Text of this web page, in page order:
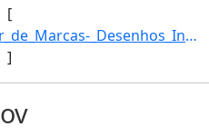
[
8: Titulo_da_Agenda-Diretor_de_Marcas-_Desenhos_Industriais_e_Indicacoes_Geograficas-Descricao_da_Agend]
]